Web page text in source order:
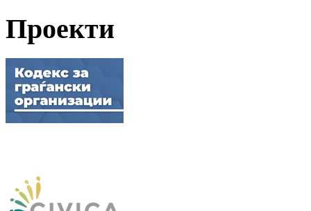
Проекти